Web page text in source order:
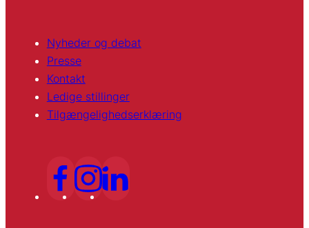
Nyheder og debat
Presse
Kontakt
Ledige stillinger
Tilgængelighedserklæring